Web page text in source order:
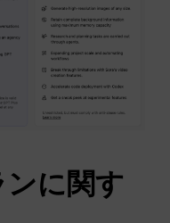
に関す